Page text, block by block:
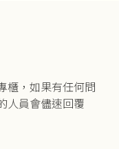
櫃，如果有任何問
人員會儘速回覆